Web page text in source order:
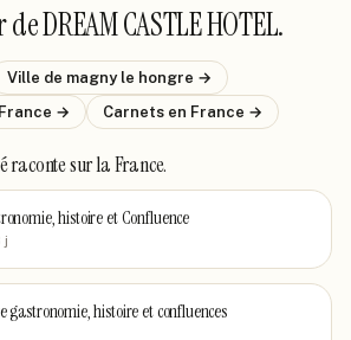
deDREAM CASTLE HOTEL.
Ville de magny le hongre →
→ Carnets en France →
racontesur la France.
histoire et Confluence
j
gastronomie, histoire et confluences